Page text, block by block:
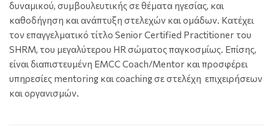
δυναμικού, συμβουλευτικής σε θέματα ηγεσίας, και
καθοδήγηση και ανάπτυξη στελεχών και ομάδων. Κατέχει
τον επαγγελματικό τίτλο Senior Certified Practitioner του
SHRM, του μεγαλύτερου HR σώματος παγκοσμίως. Επίσης,
είναι διαπιστευμένη EMCC Coach/Mentor και προσφέρει
υπηρεσίες mentoring και coaching σε στελέχη επιχειρήσεων
και οργανισμών.